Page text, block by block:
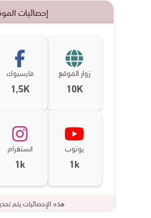
إحصائيات
زوار الموقع
10K
فايسبوك
1,5K
يوتوب
1k
انستغرام
1k
هذه الإحصائيات يتم